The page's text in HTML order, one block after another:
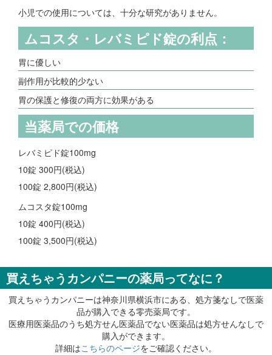
小児での使用については、十分な研究がありません。
ムコスタ・レバミピド錠の利点：
胃に優しい
副作用が比較的少ない
胃の保護と修復の両方に効果がある
当薬局での価格
レバミピド錠100mg
10錠 300円(税込)
100錠 2,800円(税込)
ムコスタ錠100mg
10錠 400円(税込)
100錠 3,500円(税込)
買えちゃうカンパニーの薬局ってなに？
買えちゃうカンパニーは神奈川県横浜市にある、処方箋なしで医薬
品が購入できる零売薬局です。
医療用医薬品のうち処方せん医薬品でない医薬品は処方せんなしで
購入ができます。
詳細はこちらのページをご確認ください。